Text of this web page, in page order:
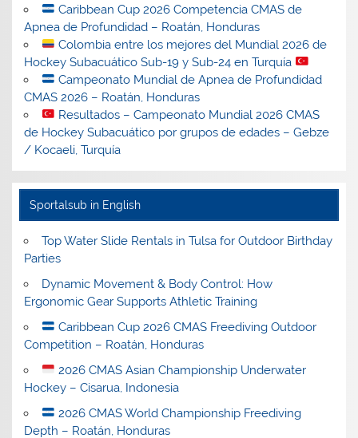
Caribbean Cup 2026 Competencia CMAS de
Apnea de Profundidad – Roatán, Honduras
Colombia entre los mejores del Mundial 2026 de
Hockey Subacuático Sub-19 y Sub-24 en Turquía
Campeonato Mundial de Apnea de Profundidad
CMAS 2026 – Roatán, Honduras
Resultados – Campeonato Mundial 2026 CMAS
de Hockey Subacuático por grupos de edades – Gebze
/ Kocaeli, Turquía
Sportalsub in English
Top Water Slide Rentals in Tulsa for Outdoor Birthday
Parties
Dynamic Movement & Body Control: How
Ergonomic Gear Supports Athletic Training
Caribbean Cup 2026 CMAS Freediving Outdoor
Competition – Roatán, Honduras
2026 CMAS Asian Championship Underwater
Hockey – Cisarua, Indonesia
2026 CMAS World Championship Freediving
Depth – Roatán, Honduras